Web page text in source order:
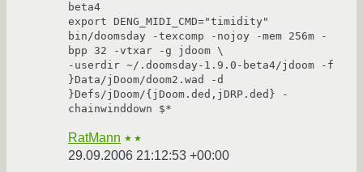
beta4
export DENG_MIDI_CMD="timidity"
bin/doomsday -texcomp -nojoy -mem 256m -
bpp 32 -vtxar -g jdoom \
-userdir ~/.doomsday-1.9.0-beta4/jdoom -f
}Data/jDoom/doom2.wad -d
}Defs/jDoom/{jDoom.ded,jDRP.ded} -
RatMann ★★
29.09.2006 21:12:53 +00:00